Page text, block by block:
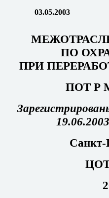
03.05.2003
ПО
ПРИ
ПОТ Р
Санкт-